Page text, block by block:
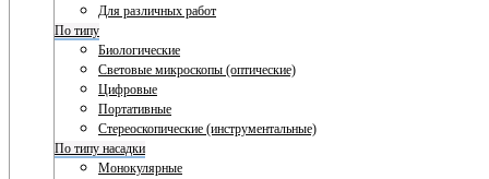
Для различных работ
По типу
Биологические
Световые микроскопы (оптические)
Цифровые
Портативные
Стереоскопические (инструментальные)
По типу насадки
Монокулярные